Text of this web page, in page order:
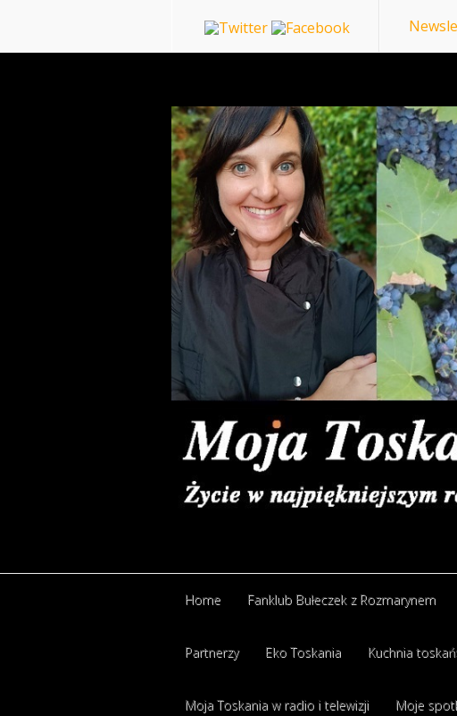
Home Fanklub Bułeczek z Rozmarynem
Partnerzy Eko Toskania Kuchnia
Moja Toskania w radio i telewizji Moje